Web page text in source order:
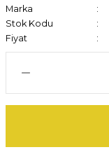
Marka
Stok Kodu
Fiyat